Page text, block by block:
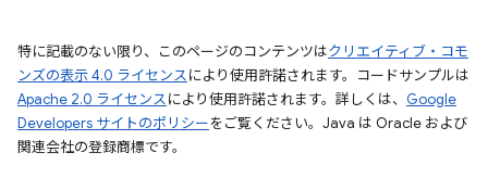
特に記載のない限り、このページのコンテンツはクリエイティブ・コモ
ンズの表示 4.0 ライセンスにより使用許諾されます。コードサンプルは
Apache 2.0 ライセンスにより使用許諾されます。詳しくは、 Google
Developers サイトのポリシーをご覧ください。Java は Oracle および
関連会社の登録商標です。